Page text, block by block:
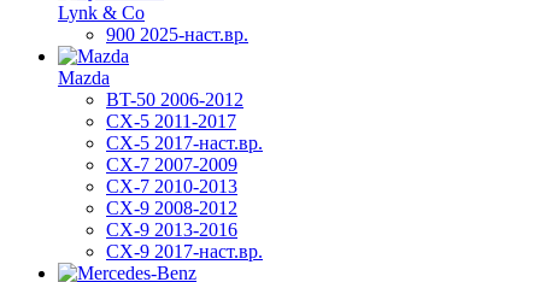
Lynk & Co
900 2025-наст.вр.
Mazda
BT-50 2006-2012
CX-5 2011-2017
CX-5 2017-наст.вр.
CX-7 2007-2009
CX-7 2010-2013
CX-9 2008-2012
CX-9 2013-2016
CX-9 2017-наст.вр.